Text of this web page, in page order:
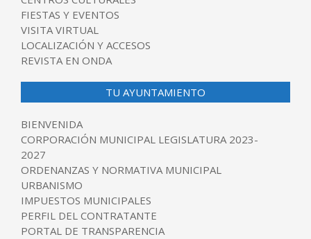
FIESTAS Y EVENTOS
VISITA VIRTUAL
LOCALIZACIÓN Y ACCESOS
REVISTA EN ONDA
TU AYUNTAMIENTO
BIENVENIDA
CORPORACIÓN MUNICIPAL LEGISLATURA 2023-
2027
ORDENANZAS Y NORMATIVA MUNICIPAL
URBANISMO
IMPUESTOS MUNICIPALES
PERFIL DEL CONTRATANTE
PORTAL DE TRANSPARENCIA